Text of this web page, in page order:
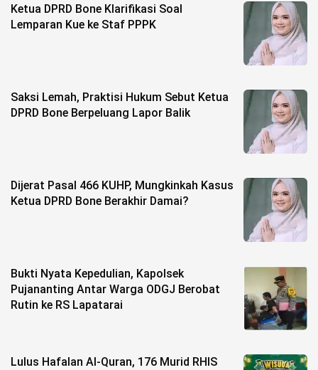
Ketua DPRD Bone Klarifikasi Soal
Lemparan Kue ke Staf PPPK
Saksi Lemah, Praktisi Hukum Sebut Ketua
DPRD Bone Berpeluang Lapor Balik
Dijerat Pasal 466 KUHP, Mungkinkah Kasus
Ketua DPRD Bone Berakhir Damai?
Bukti Nyata Kepedulian, Kapolsek
Pujananting Antar Warga ODGJ Berobat
Rutin ke RS Lapatarai
Lulus Hafalan Al-Quran, 176 Murid RHIS